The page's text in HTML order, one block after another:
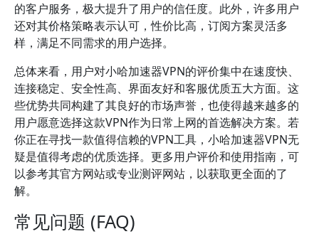
的客户服务，极大提升了用户的信任度。此外，许多用户
还对其价格策略表示认可，性价比高，订阅方案灵活多
样，满足不同需求的用户选择。
总体来看，用户对小哈加速器VPN的评价集中在速度快、
连接稳定、安全性高、界面友好和客服优质五大方面。这
些优势共同构建了其良好的市场声誉，也使得越来越多的
用户愿意选择这款VPN作为日常上网的首选解决方案。若
你正在寻找一款值得信赖的VPN工具，小哈加速器VPN无
疑是值得考虑的优质选择。更多用户评价和使用指南，可
以参考其官方网站或专业测评网站，以获取更全面的了
解。
常见问题 (FAQ)